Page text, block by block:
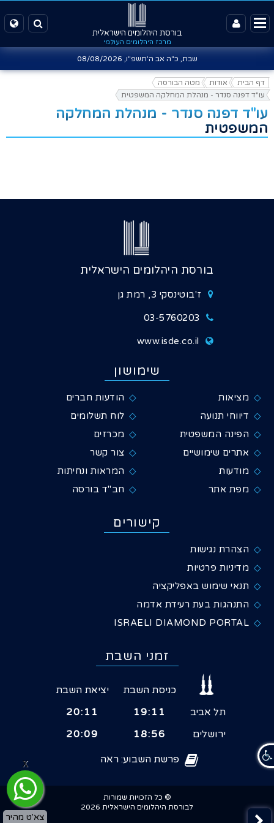
בורסת היהלומים הישראלית
מרכז היהלומים העולמי
שבת, כ"ה אב ה'תשפ"ו, 08/08/2026
דף הבית אודות
מטה הבורסה
עו"ד דפנה סנדר - מנהלת המחלקה המשפטית
עו"ד דפנה סנדר - מנהלת המחלקה
המשפטית
בורסת היהלומים הישראלית
ז'בוטינסקי 3, רמת גן
03-5760203
www.isde.co.il
שימושון
מציאות
הודעות חברים
דיווחי תנועה
לוח תשלומים
הפינה המשפטית
מכרזים
אתרים שימושיים
צור קשר
מודעות
המראות ונחיתות
מפת אתר
חב"ד בורסה
קישורים
הצהרת נגישות
מדיניות פרטיות
תנאי שימוש באפליקציה
התנהגות בעת רעידת אדמה
ISRAELI DIAMOND PORTAL
זמני השבת
כניסת השבת
יציאת השבת
תל אביב
19:11
20:11
ירושלים
18:56
20:09
פרשת השבוע: ראה
© כל הזכויות שמורות
לבורסת היהלומים הישראלית 2026
X
צא'ט מהיר